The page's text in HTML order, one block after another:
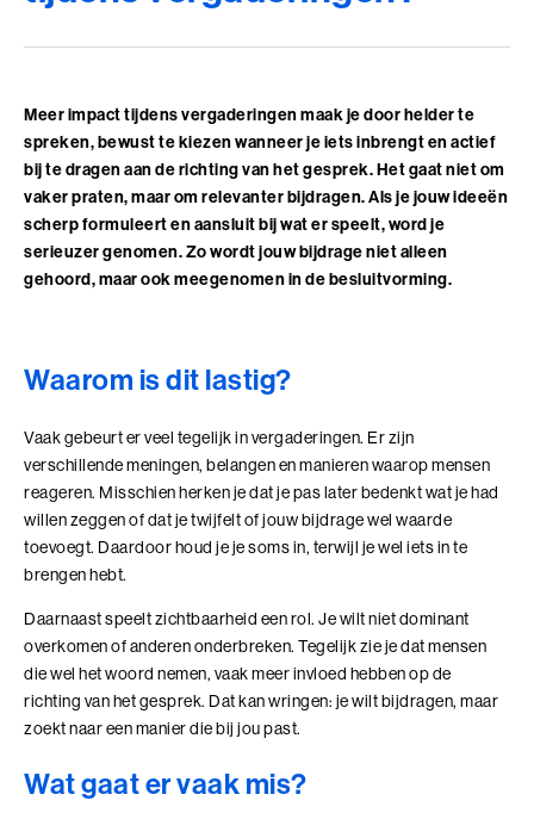
Invloed en verandermanagement
Leiderschap
Persoonlijke ontwikkeling
Verdiep je leiderschap in relatie tot technologie, AI
en strategie
Ontwikkel oordeelsvermogen in complexe
vraagstukken waar mens en technologie
samenkomen
Leer technologie verbinden aan de koers, inrichting
Voor leiders en strategische professionals die
richting geven aan een organisatiecontext die door
technologie verandert
4 modules in 7 dagen
10+ jaar werkervaring
Professionele vaardigheden
Teams
Stevige basis voor leiderschap
Verdiepend leiderschap
Maatschappelijke impact
kunnen betekenen?
Loopbaancoaching
Keuzes maken: Reflact-now
De Teamcoach
Onze mensen
Positieve impact
Leerfilosofie
Werken bij
Wij zoeken collega's
Kom jij ons team versterken?
Bekijk onze vacatures
Adviesgesprek Incompany
Veelgestelde vragen
Pers of samenwerkingen
Bezoek ons in Noordwijk of Driebergen
Meer impact tijdens vergaderingen maak je door helder te
spreken, bewust te kiezen wanneer je iets inbrengt en actief
bij te dragen aan de richting van het gesprek. Het gaat niet om
vaker praten, maar om relevanter bijdragen. Als je jouw ideeën
scherp formuleert en aansluit bij wat er speelt, word je
serieuzer genomen. Zo wordt jouw bijdrage niet alleen
gehoord, maar ook meegenomen in de besluitvorming.
Waarom is dit lastig?
Vaak gebeurt er veel tegelijk in vergaderingen. Er zijn
verschillende meningen, belangen en manieren waarop mensen
reageren. Misschien herken je dat je pas later bedenkt wat je had
willen zeggen of dat je twijfelt of jouw bijdrage wel waarde
toevoegt. Daardoor houd je je soms in, terwijl je wel iets in te
brengen hebt.
Daarnaast speelt zichtbaarheid een rol. Je wilt niet dominant
overkomen of anderen onderbreken. Tegelijk zie je dat mensen
die wel het woord nemen, vaak meer invloed hebben op de
richting van het gesprek. Dat kan wringen: je wilt bijdragen, maar
zoekt naar een manier die bij jou past.
Wat gaat er vaak mis?